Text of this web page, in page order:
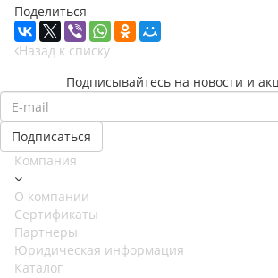
Поделиться
Назад к списку
Подписывайтесь на новости и
Компания
О компании
Сертификаты
Партнеры
Юридическая информация
Каталог